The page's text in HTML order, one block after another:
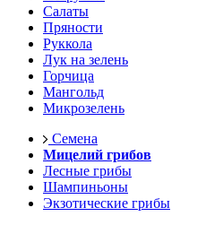
Салаты
Пряности
Руккола
Лук на зелень
Горчица
Мангольд
Микрозелень
Семена
Мицелий грибов
Лесные грибы
Шампиньоны
Экзотические грибы